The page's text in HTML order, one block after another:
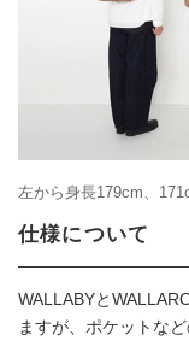
左から身長179cm、
仕様について
WALLABYと
ますが、ポケットな